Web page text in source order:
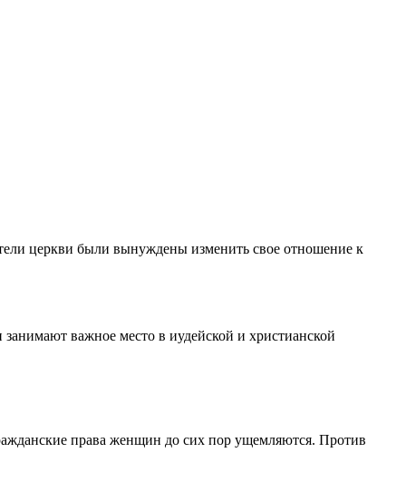
церкви были вынуждены изменить свое отношение к
важное место в иудейской и христианской
права женщин до сих пор ущемляются. Против